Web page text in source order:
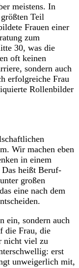
meistens. In
Teil
Frauen einer
zum
30, was die
oft keinen
sondern auch
erfolgreiche Frau
Rollenbilder
Wir machen eben
in einem
Das heißt Beruf-
großen
eine nach dem
ein, sondern auch
die Frau, die
nicht viel zu
erst
unweigerlich mit,